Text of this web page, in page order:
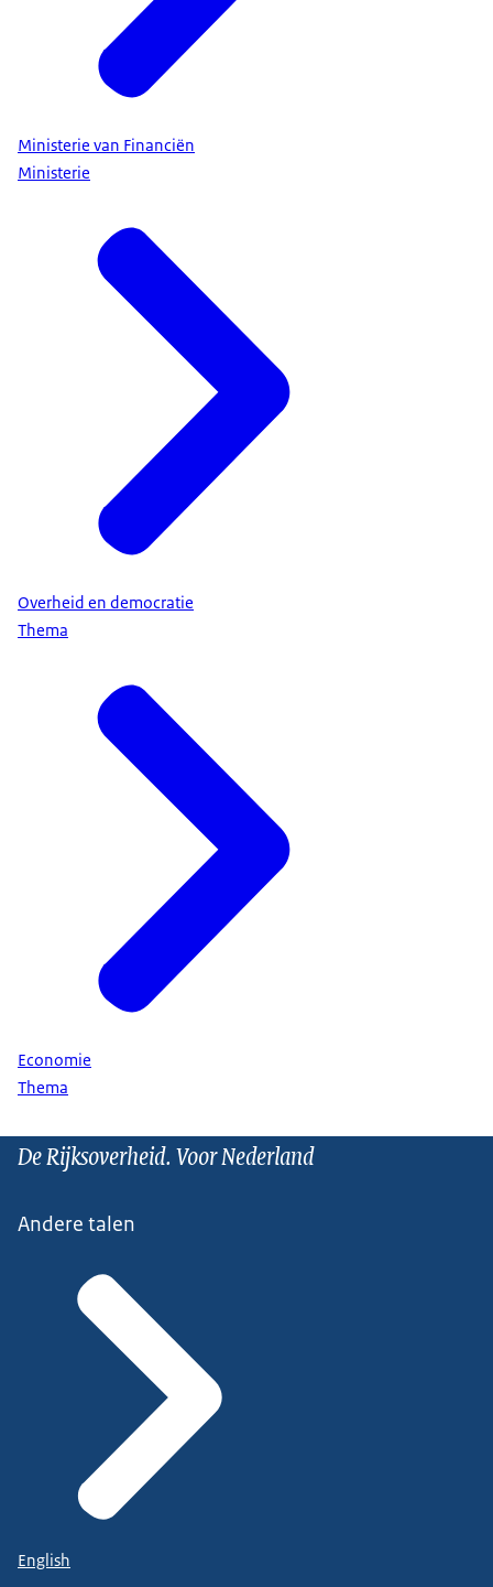
Ministerie van Financiën
Ministerie
Overheid en democratie
Thema
Economie
Thema
De Rijksoverheid. Voor Nederland
Andere talen
English